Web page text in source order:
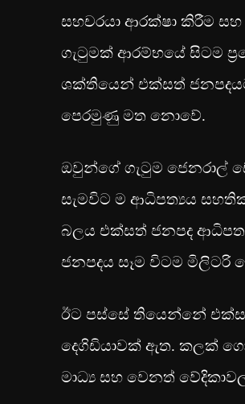
සහචරයා ආරක්ෂා කිරීම
ගැටුමක් ආරම්භයේ සිටම
ශක්තියෙන් එක්සත්
පෙරමුණු මත නොවේ.
ඔවුන්ගේ ගැටුම ජෙනරාල්
සැමවිට ම ආධිපත්‍යය
බලය එක්සත් ජනපද
ජනපදය සෑම විටම මිලිටරි
ඊට පස්සේ තියෙන්නේ
දෙගිඩියාවක් ඇත. කලක්
මාධ්‍ය සහ වෙනත්